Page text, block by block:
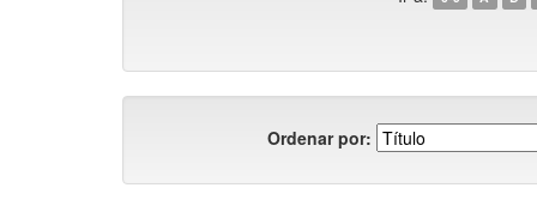
Ordenar por: